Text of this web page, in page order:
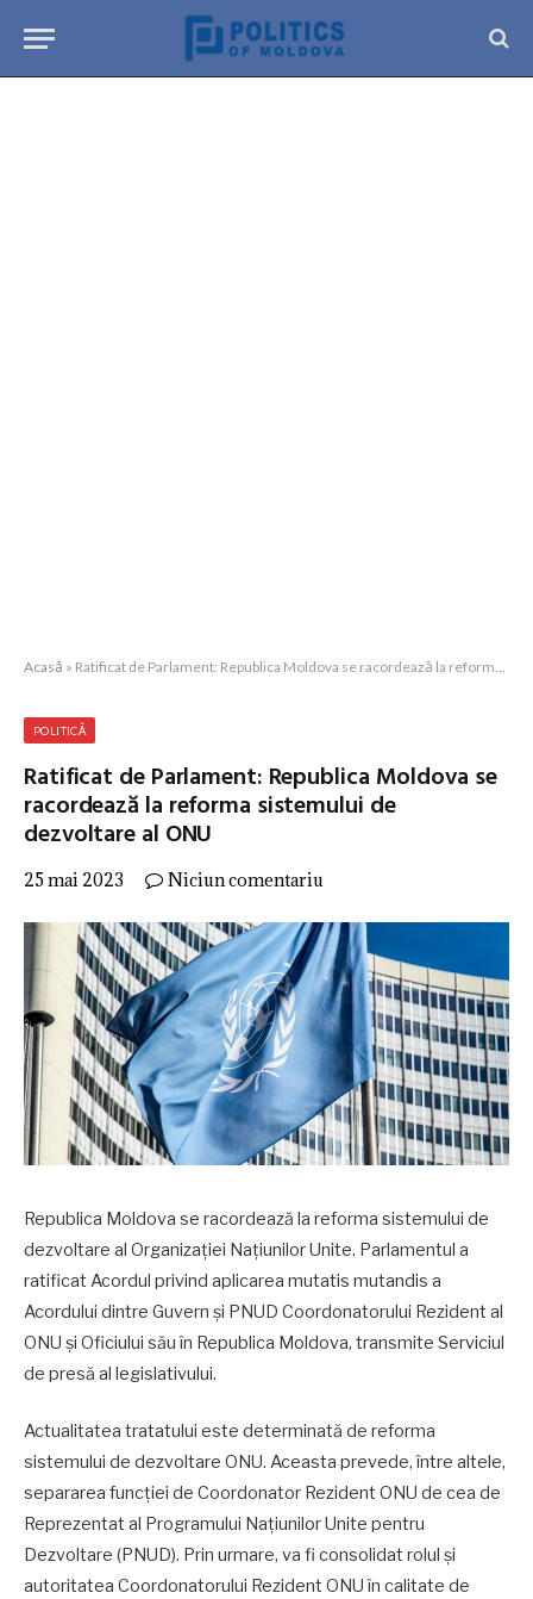
Acasă » Ratificat de Parlament: Republica Moldova se racordează la reforma sistemului de dezvoltare al ONU
POLITICĂ
Ratificat de Parlament: Republica Moldova se
racordează la reforma sistemului de
dezvoltare al ONU
25 mai 2023 Niciun comentariu
Republica Moldova se racordează la reforma sistemului de
dezvoltare al Organizației Națiunilor Unite. Parlamentul a
ratificat Acordul privind aplicarea mutatis mutandis a
Acordului dintre Guvern și PNUD Coordonatorului Rezident al
ONU și Oficiului său în Republica Moldova, transmite Serviciul
de presă al legislativului.
Actualitatea tratatului este determinată de reforma
sistemului de dezvoltare ONU. Aceasta prevede, între altele,
separarea funcției de Coordonator Rezident ONU de cea de
Reprezentat al Programului Națiunilor Unite pentru
Dezvoltare (PNUD). Prin urmare, va fi consolidat rolul și
autoritatea Coordonatorului Rezident ONU în calitate de